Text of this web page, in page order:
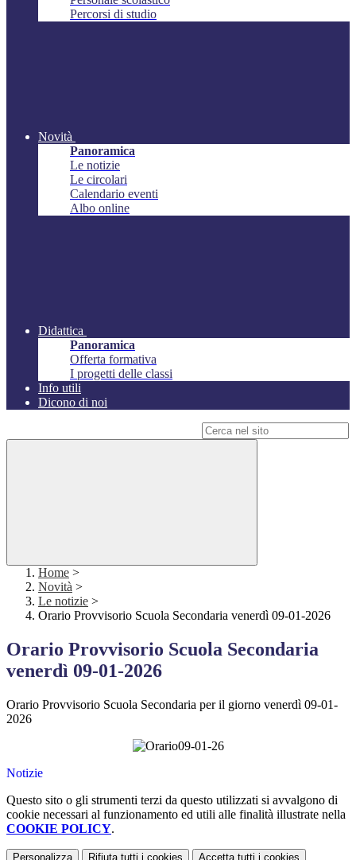
Percorsi di studio
Novità
Panoramica
Le notizie
Le circolari
Calendario eventi
Albo online
Didattica
Panoramica
Offerta formativa
I progetti delle classi
Info utili
Dicono di noi
Home >
Novità >
Le notizie >
Orario Provvisorio Scuola Secondaria venerdì 09-01-2026
Orario Provvisorio Scuola Secondaria
venerdì 09-01-2026
Orario Provvisorio Scuola Secondaria per il giorno venerdì 09-01-
2026
Notizie
Questo sito o gli strumenti terzi da questo utilizzati si avvalgono di
cookie necessari al funzionamento ed utili alle finalità illustrate nella
COOKIE POLICY.
Personalizza Rifiuta tutti i cookies Accetta tutti i cookies